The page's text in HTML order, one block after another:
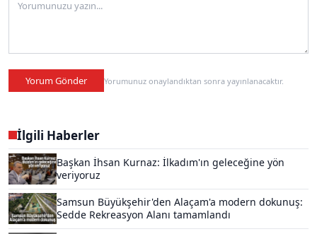
Yorum Gönder Yorumunuz onaylandıktan sonra yayınlanacaktır.
İlgili Haberler
Başkan İhsan Kurnaz: İlkadım'ın geleceğine yön
veriyoruz
Samsun Büyükşehir'den Alaçam'a modern dokunuş:
Sedde Rekreasyon Alanı tamamlandı